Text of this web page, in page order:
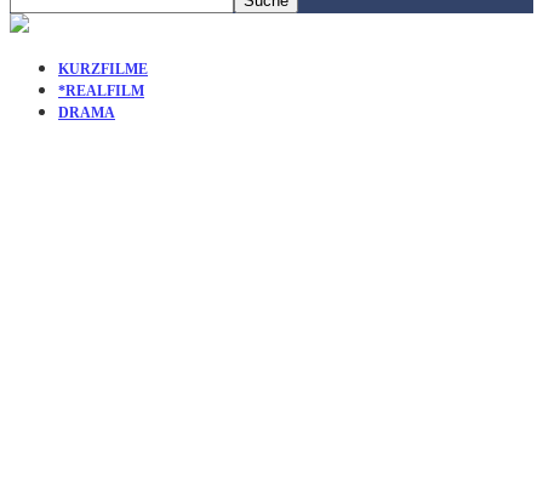
KURZFILME
*REALFILM
DRAMA